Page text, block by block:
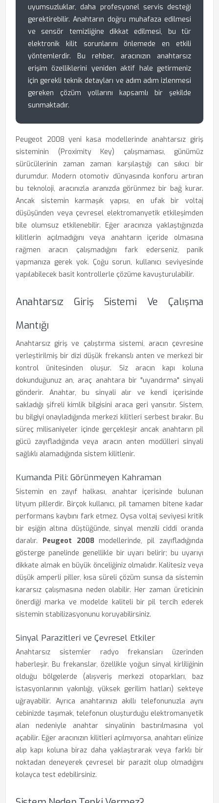
uyumsuzluklar, daha profesyonel servis desteği
gerektirebilir. Anahtarın doğru muhafaza edilmesi
ve sensör temizliğine dikkat edilmesi, bu tür
elektronik kilit sorunlarını önlemede en etkili
yöntemlerdir. Bu rehber, aracınızın anahtarsız
erişim özelliklerini yeniden aktif hale getirmeniz
için gerekli teknik detayları ve adım adım izlenmesi
gereken çözüm yollarını kapsamlı bir şekilde
sunmaktadır.
Peugeot 2008 yeni kasa modellerinde anahtarsız giriş
sisteminin (Proximity Key) çalışmaması, günümüz
sürücülerinin zaman zaman karşılaştığı can sıkıcı bir
durumdur. Modern otomotiv dünyasında konforu artıran
bu teknoloji, aracınızla aranızda görünmez bir bağ kurar.
Ancak sistemin karmaşık yapısı, en ufak bir voltaj
düşüşünden veya çevresel elektromanyetik etkileşimden
bile olumsuz etkilenebilir. Eğer aracınıza yaklaştığınızda
kilitlerin açılmadığını veya anahtarın içeride olmasına
rağmen aracın çalışmadığını fark ederseniz, panik
yapmanıza gerek yok. Çoğu sorun, kullanıcı seviyesinde
yapılabilecek basit kontrollerle çözüme kavuşturulabilir.
Anahtarsız Giriş Sistemi Ve Çalışma
Mantığı
Anahtarsız giriş ve çalıştırma sistemi, aracın çevresine
yerleştirilmiş bir dizi düşük frekanslı anten ve merkezi bir
kontrol ünitesinden oluşur. Siz aracın kapı koluna
dokunduğunuz an, araç anahtara bir "uyandırma" sinyali
gönderir. Anahtar, bu sinyali alır ve kendi içerisinde
sakladığı şifreli kimlik bilgisini araca geri yansıtır. Sistem,
bu bilgiyi onayladığında merkezi kilitleri serbest bırakır. Bu
süreç milisaniyeler içinde gerçekleşir ancak anahtarın pil
gücü zayıfladığında veya aracın anten modülleri sinyali
sağlıklı alamadığında sistem kilitlenir.
Kumanda Pili: Görünmeyen Kahraman
Sistemin en zayıf halkası, anahtar içerisinde bulunan
lityum pillerdir. Birçok kullanıcı, pil tamamen bitene kadar
performans kaybını fark etmez. Oysa voltaj seviyesi kritik
bir eşiğin altına düştüğünde, sinyal menzili ciddi oranda
daralır. Peugeot 2008 modellerinde, pil zayıfladığında
gösterge panelinde genellikle bir uyarı belirir; bu uyarıyı
dikkate almak en büyük önceliğiniz olmalıdır. Kalitesiz veya
düşük amperli piller, kısa süreli çözüm sunsa da sistemin
kararsız çalışmasına neden olabilir. Her zaman üreticinin
önerdiği marka ve modelde kaliteli bir pil tercih ederek
sistemin stabilizasyonunu koruyabilirsiniz.
Sinyal Parazitleri ve Çevresel Etkiler
Anahtarsız sistemler radyo frekansları üzerinden
haberleşir. Bu frekanslar, özellikle yoğun sinyal kirliliğinin
olduğu bölgelerde (alışveriş merkezi otoparkları, baz
istasyonlarının yakınlığı, yüksek gerilim hatları) sekteye
uğrayabilir. Ayrıca anahtarınızı akıllı telefonunuzla aynı
cebinizde taşımak, telefonun oluşturduğu elektromanyetik
alan nedeniyle anahtar sinyalinin bastırılmasına yol
açabilir. Eğer aracınızın kilitleri açılmıyorsa, anahtarı elinize
alıp kapı koluna biraz daha yaklaştırarak veya farklı bir
noktadan deneyerek çevresel bir parazit olup olmadığını
kolayca test edebilirsiniz.